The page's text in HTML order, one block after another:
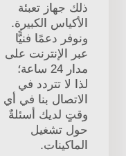
ذلك جهاز تعبئة
الأكياس الكبيرة.
ونوفر دعمًا فنيًّا
عبر الإنترنت على
مدار 24 ساعة؛
لذا لا تتردد في
الاتصال بنا في أي
وقتٍ لديك أسئلةٌ
حول تشغيل
الماكينات.